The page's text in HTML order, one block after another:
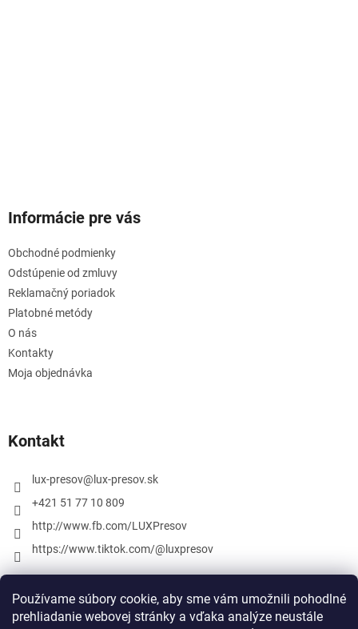
Používame súbory cookie, aby sme vám umožnili pohodlné
prehliadanie webovej stránky a vďaka analýze neustále
Informácie pre vás
Obchodné podmienky
Odstúpenie od zmluvy
Reklamačný poriadok
Platobné metódy
O nás
Kontakty
Moja objednávka
Kontakt
lux-presov@ lux-presov.sk
+421 51 77 10 809
http://www.fb.com/LUXPresov
https://www.tiktok.com/@luxpresov